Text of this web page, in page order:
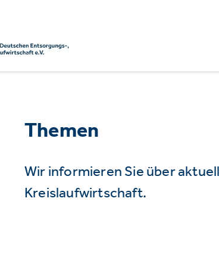
Themen
Wir informieren Sie über
Kreislaufwirtschaft.